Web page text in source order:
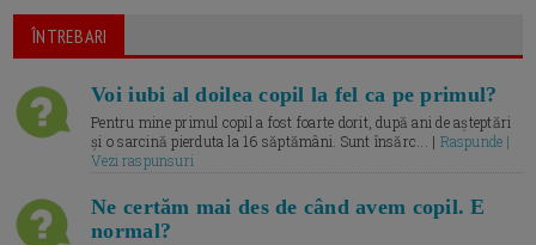
ÎNTREBARI
Voi iubi al doilea copil la fel ca pe primul?
Pentru mine primul copil a fost foarte dorit, după ani de așteptări
și o sarcină pierduta la 16 săptămâni. Sunt însărc... | Raspunde |
Vezi raspunsuri
Ne certăm mai des de când avem copil. E
normal?